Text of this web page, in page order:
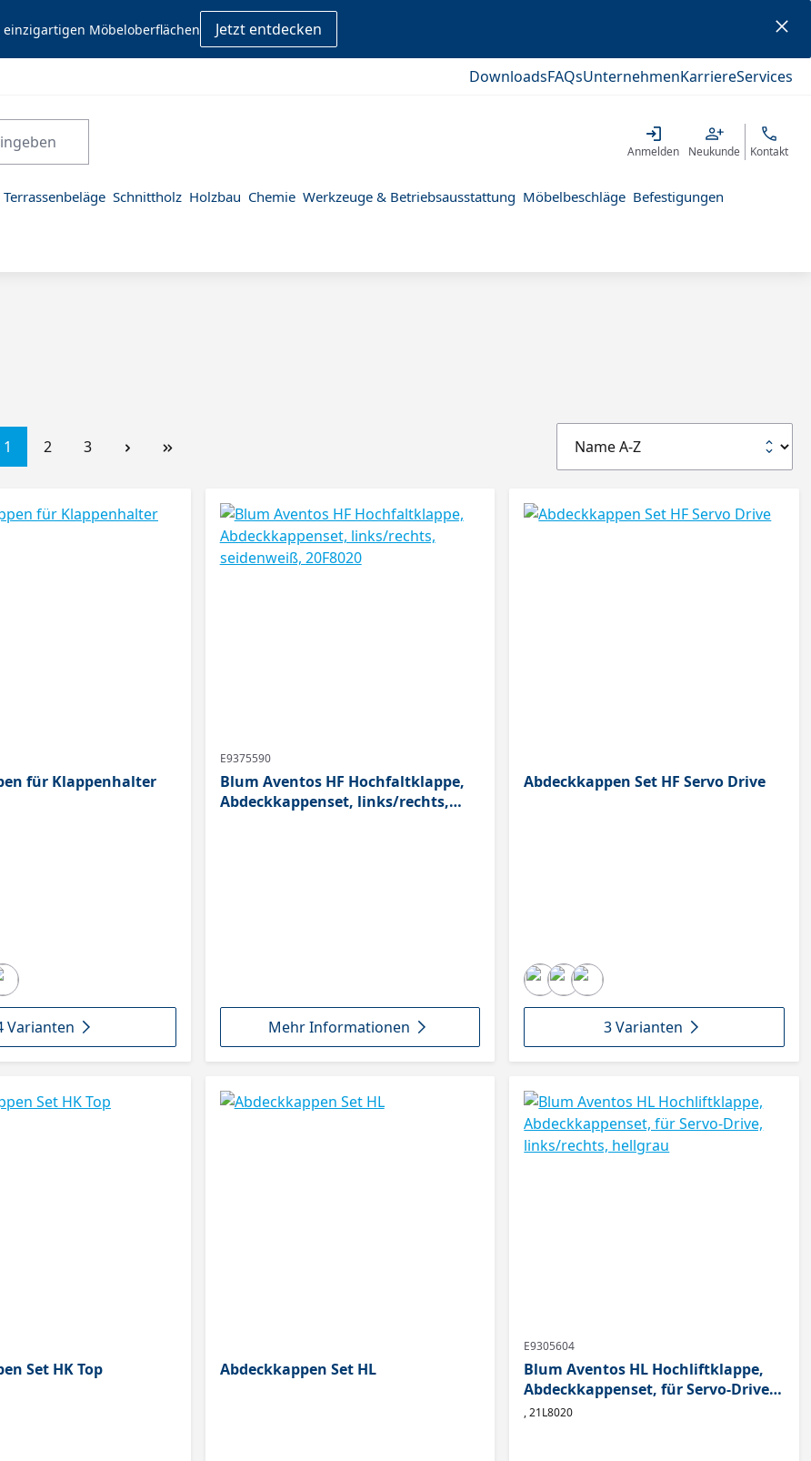
einzigartigen Möbeloberflächen Jetzt entdecken
DownloadsFAQsUnternehmenKarriereServices
Anmelden Neukunde Kontakt
Terrassenbeläge Schnittholz Holzbau Chemie Werkzeuge & Betriebsausstattung Möbelbeschläge Befestigungen
1 2 3
für Klappenhalter
Varianten
E9375590
Blum Aventos HF Hochfaltklappe,
Abdeckkappenset, links/rechts,
Mehr Informationen
Abdeckkappen Set HF Servo Drive
3 Varianten
Set HK Top Abdeckkappen Set HL
E9305604
Blum Aventos HL Hochliftklappe,
Abdeckkappenset, für Servo-Drive,
links/rechts, hellgrau
, 21L8020